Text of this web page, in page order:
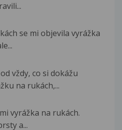
se mi objevila vyrážka
vždy, co si dokážu
na rukách,...
vyrážka na rukách.
a...